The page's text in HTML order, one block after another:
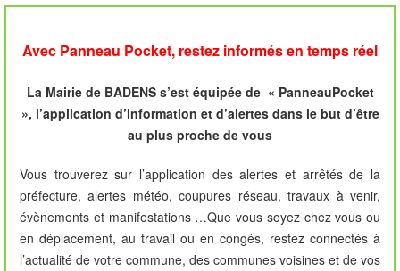
Avec Panneau Pocket, restez informés en temps réel
La Mairie de BADENS s’est équipée de « PanneauPocket
», l’application d’information et d’alertes dans le but d’être
au plus proche de vous
Vous trouverez sur l’application des alertes et arrêtés de la
préfecture, alertes météo, coupures réseau, travaux à venir,
évènements et manifestations …Que vous soyez chez vous ou
en déplacement, au travail ou en congés, restez connectés à
l’actualité de votre commune, des communes voisines et de vos